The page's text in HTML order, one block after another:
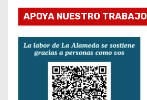
APOYA NUESTRO TRABAJO